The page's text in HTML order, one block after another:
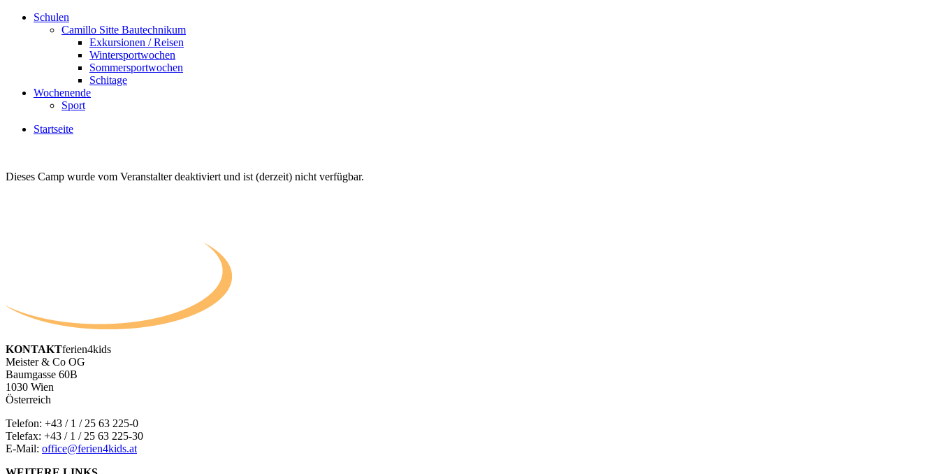
Schulen
Camillo Sitte Bautechnikum
Exkursionen / Reisen
Wintersportwochen
Sommersportwochen
Schitage
Wochenende
Sport
Startseite
Dieses Camp wurde vom Veranstalter deaktiviert und ist (derzeit) nicht verfügbar.
KONTAKTferien4kids
Meister & Co OG
Baumgasse 60B
1030 Wien
Österreich
Telefon: +43 / 1 / 25 63 225-0
Telefax: +43 / 1 / 25 63 225-30
E-Mail: office@ferien4kids.at